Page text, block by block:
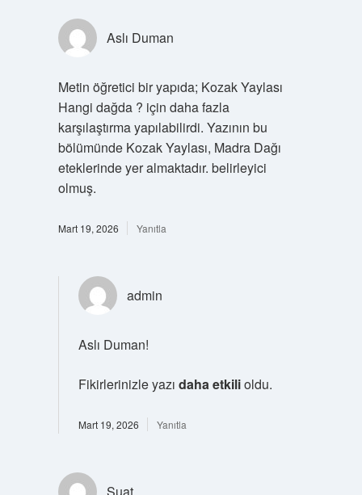
Aslı Duman
Metin öğretici bir yapıda; Kozak Yaylası
Hangi dağda ? için daha fazla
karşılaştırma yapılabilirdi. Yazının bu
bölümünde Kozak Yaylası, Madra Dağı
eteklerinde yer almaktadır. belirleyici
olmuş.
Mart 19, 2026 Yanıtla
admin
Aslı Duman!
Fikirlerinizle yazı daha etkilioldu.
Mart 19, 2026 Yanıtla